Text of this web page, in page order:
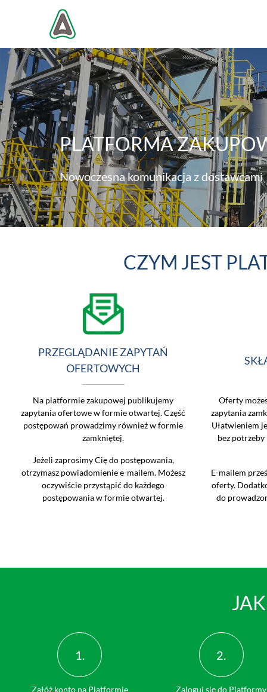
PLATFORMA
Nowoczesna komunikacja z dostawcami
CZYM JEST
PRZEGLĄDANIE ZAPYTAŃ
OFERTOWYCH
Na platformie zakupowej publikujemy
zapytania ofertowe w formie otwartej. Część
postępowań prowadzimy również w formie
zamkniętej.
Jeżeli zaprosimy Cię do postępowania,
otrzymasz powiadomienie e-mailem. Możesz
oczywiście przystąpić do każdego
postępowania w formie otwartej.
Oferty
zapytania
Ułatwieniem
bez
E-mailem
oferty.
do
1.
Załóż konto na Platformie
2.
Zaloguj się do Platformy